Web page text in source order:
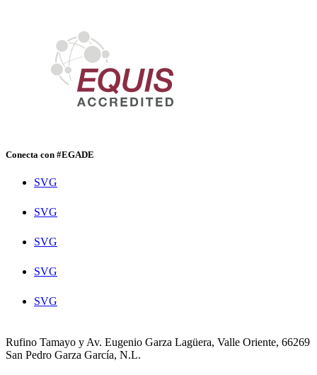
Conecta con #EGADE
SVG
SVG
SVG
SVG
SVG
Rufino Tamayo y Av. Eugenio Garza Lagüera, Valle Oriente, 66269
San Pedro Garza García, N.L.